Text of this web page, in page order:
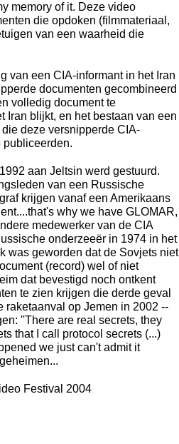
memory of it. Deze video
die opdoken (filmmateriaal,
van een waarheid die
van een CIA-informant in het Iran
documenten gecombineerd
volledig document te
Iran blijkt, en het bestaan van een
deze versnipperde CIA-
publiceerden.
aan Jeltsin werd gestuurd.
van een Russische
krijgen vanaf een Amerikaans
why we have GLOMAR,
medewerker van de CIA
onderzeeër in 1974 in het
was geworden dat de Sovjets niet
(record) wel of niet
dat bevestigd noch ontkent
te zien krijgen die derde geval
raketaanval op Jemen in 2002 --
''There are real secrets, they
that I call protocol secrets (...)
we just can't admit it
Festival 2004